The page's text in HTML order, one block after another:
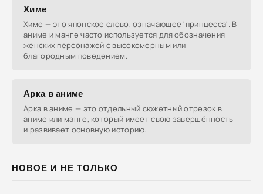
НОВОЕ И НЕ ТОЛЬКО
Химе
Химе — это японское слово, означающее 'принцесса'. В
аниме и манге часто используется для обозначения
женских персонажей с высокомерным или
благородным поведением.
Арка в аниме
Арка в аниме — это отдельный сюжетный отрезок в
аниме или манге, который имеет свою завершённость
и развивает основную историю.